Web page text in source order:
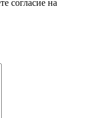
согласие на